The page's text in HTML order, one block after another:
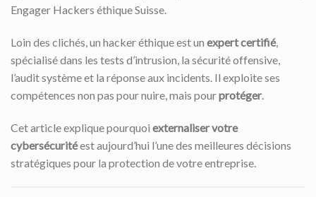
Engager Hackers éthique Suisse.
Loin des clichés, un hacker éthique est un expert certifié,
spécialisé dans les tests d’intrusion, la sécurité offensive,
l’audit système et la réponse aux incidents. Il exploite ses
compétences non pas pour nuire, mais pourprotéger.
Cet article explique pourquoi externaliser votre
cybersécuritéest aujourd’hui l’une des meilleures décisions
stratégiques pour la protection de votre entreprise.